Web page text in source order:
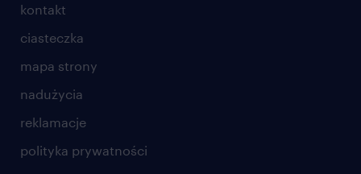
kontakt
ciasteczka
mapa strony
nadużycia
reklamacje
polityka prywatności